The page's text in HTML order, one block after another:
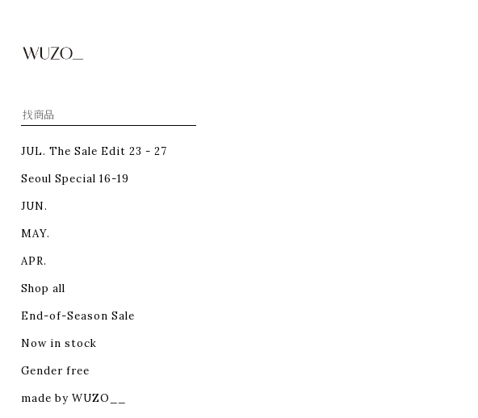
JUL. The Sale Edit 23 - 27
Seoul Special 16-19
JUN.
MAY.
APR.
Shop all
End-of-Season Sale
Now in stock
Gender free
made by WUZO__